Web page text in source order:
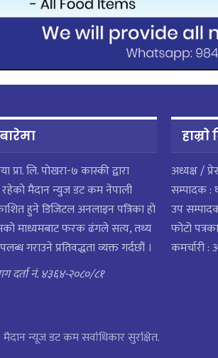
बारेमा
प्रा. लि. पाेखरा-७ कास्की द्वारा
रहेको मैदान न्युज डट कम नेपाली
हुने डिजिटल अनलाइन पत्रिका हो
माध्यमबाट फरक ढंगले सत्य, तथ्य
गराउने प्रतिवद्धता व्यक्त गर्दछौं ।
दर्ता नं. ४३६४-२०८०/८१
हाम्राे
अध्यक्ष /
सम्पादक :
उप
फोटो
कमर्चारी :
न्यूज डट कम सर्वाधिकार सुरक्षित.